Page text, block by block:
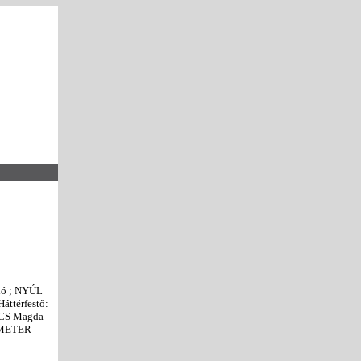
; NYÚL
Magda